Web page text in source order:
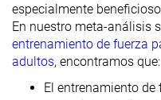
especialmente
En nuestro meta-análisis
entrenamiento de fuerza
adultos, encontramos que:
El entrenamiento